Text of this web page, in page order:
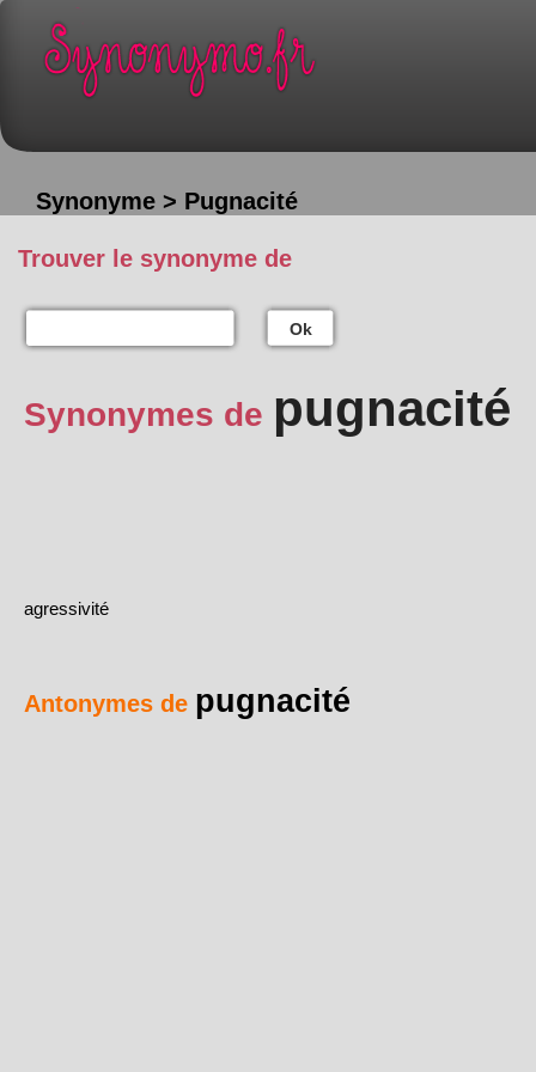
Synonyme > Pugnacité
Trouver le synonyme de
Ok
Synonymes de pugnacité
agressivité
Antonymes de pugnacité